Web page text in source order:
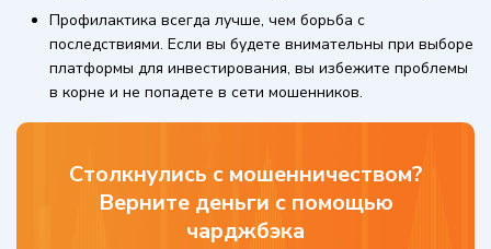
Профилактика всегда лучше, чем борьба с
последствиями. Если вы будете внимательны при выборе
платформы для инвестирования, вы избежите проблемы
в корне и не попадете в сети мошенников.
Столкнулись с мошенничеством?
Верните деньги с помощью
чарджбэка